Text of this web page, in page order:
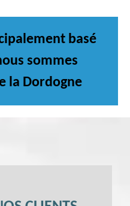
basé
sommes
la Dordogne